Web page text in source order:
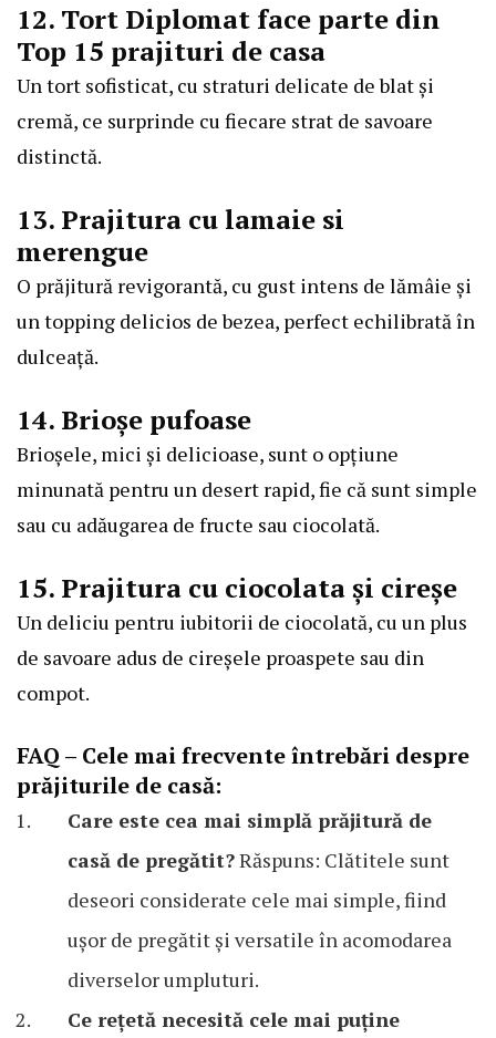
12. Tort Diplomat face parte din
Top 15 prajituri de casa
Un tort sofisticat, cu straturi delicate de blat și
cremă, ce surprinde cu fiecare strat de savoare
distinctă.
13. Prajitura cu lamaie si
merengue
O prăjitură revigorantă, cu gust intens de lămâie și
un topping delicios de bezea, perfect echilibrată în
dulceață.
14. Brioșe pufoase
Brioșele, mici și delicioase, sunt o opțiune
minunată pentru un desert rapid, fie că sunt simple
sau cu adăugarea de fructe sau ciocolată.
15. Prajitura cu ciocolata și cireșe
Un deliciu pentru iubitorii de ciocolată, cu un plus
de savoare adus de cireșele proaspete sau din
compot.
FAQ – Cele mai frecvente întrebări despre
prăjiturile de casă:
Care este cea mai simplă prăjitură de
casă de pregătit?Răspuns: Clătitele sunt
deseori considerate cele mai simple, fiind
ușor de pregătit și versatile în acomodarea
diverselor umpluturi.
Ce rețetă necesită cele mai puține